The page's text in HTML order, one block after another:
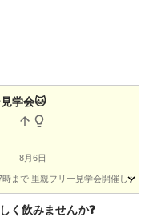
学会🐱
8月6日
時まで 里親フリー見学会開催し
ケース
く飲みませんか❓